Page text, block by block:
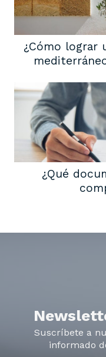
¿Cómo lograr
¿Qué
Suscríbete a
informado